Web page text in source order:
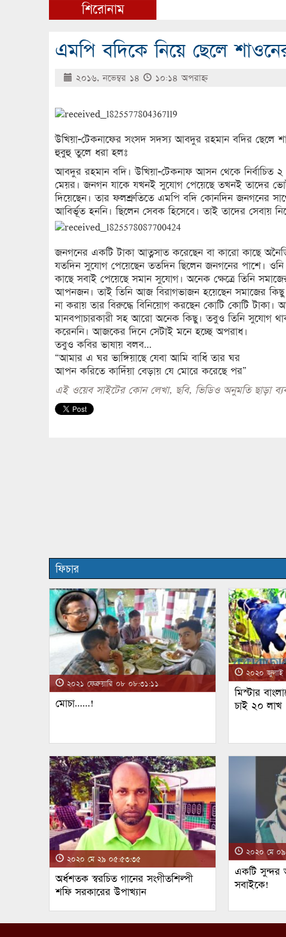
শিরোনাম
এমপি বদিকে নিয়ে ছেলে
২০১৬, নভেম্বর ১৪ ১০:১৪ অপরাহ্ণ
উখিয়া-টেকনাফের সংসদ সদস্য আবদুর রহমান বদির ছেলে
হুবুহু তুলে ধরা হলঃ
আবদুর রহমান বদি। উখিয়া-টেকনাফ আসন থেকে
মেয়র। জনগন যাকে যখনই সুযোগ পেয়েছে তখনই তাদের
দিয়েছেন। তার ফলশ্রুতিতে এমপি বদি কোনদিন জনগনের
আবির্ভূত হননি। ছিলেন সেবক হিসেবে। তাই তাদের সেবায়
জনগনের একটি টাকা আত্নসাত করেছেন বা কারো কাছে
যতদিন সুযোগ পেয়েছেন ততদিন ছিলেন জনগনের পাশে।
কাছে সবাই পেয়েছে সমান সুযোগ। অনেক ক্ষেত্রে তিনি
আপনজন। তাই তিনি আজ বিরাগভাজন হয়েছেন সমাজের কিছু
না করায় তার বিরুদ্ধে বিনিয়োগ করছেন কোটি কোটি টাকা।
মানবপাচারকারী সহ আরো অনেক কিছু। তবুও তিনি সুযোগ
করেননি। আজকের দিনে সেটাই মনে হচ্ছে অপরাধ।
তবুও কবির ভাষায় বলব…
“আমার এ ঘর ভাঙ্গিয়াছে যেবা আমি বাধিঁ তার ঘর
আপন করিতে কাদিঁয়া বেড়ায় যে মোরে করেছে পর”
এই ওয়েব সাইটের কোন লেখা, ছবি, ভিডিও অনুমতি ছাড়া
ফিচার
২০২১ ফেব্রুয়ারি ০৮ ০৮:৩১:১১
মোচা……!
২০২০
মিস্টার
চাই ২০ লাখ
২০২০ মে ২৯ ০৫:৫৩:৩৫
অর্ধশতক স্বরচিত গানের সংগীতশিল্পী
শফি সরকারের উপাখ্যান
২০২০ মে
একটি সুন্দর
সবাইকে!